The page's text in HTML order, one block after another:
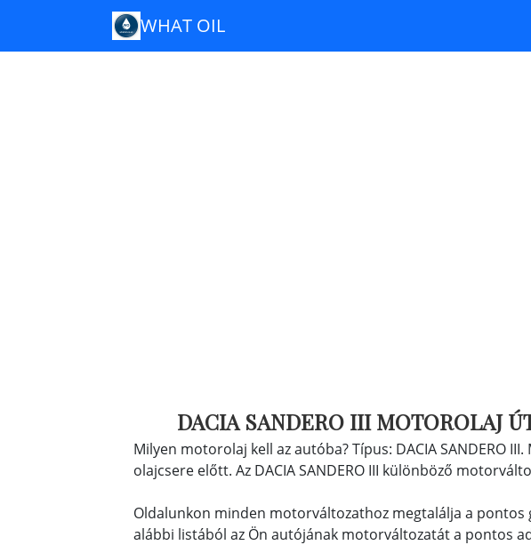
WHAT OIL
DACIA SANDERO III MOTOROLAJ
Milyen motorolaj kell az autóba? Típus: DACIA SANDERO
olajcsere előtt. Az DACIA SANDERO III különböző
Oldalunkon minden motorváltozathoz megtalálja a pontos
alábbi listából az Ön autójának motorváltozatát a pontos